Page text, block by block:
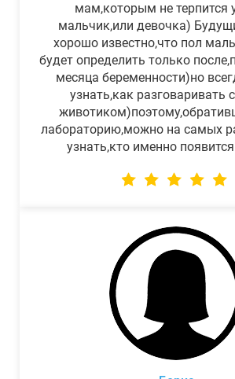
мам,которым не терпится
мальчик,или девочка)
хорошо известно,что пол
будет определить только
месяца беременности)но
узнать,как разговаривать
лабораторию,можно на самых
узнать,кто именно